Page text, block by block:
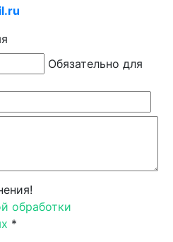
Обязательно для
обработки
*